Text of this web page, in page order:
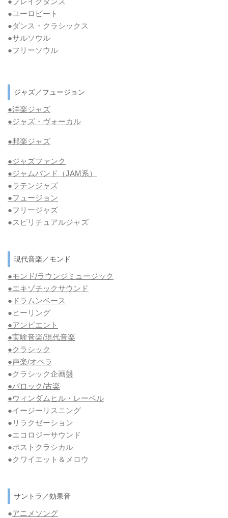
●ユーロビート
●ダンス・クラシックス
●サルソウル
●フリーソウル
ジャズ／フュージョン
●洋楽ジャズ
●ジャズ・ヴォーカル
●邦楽ジャズ
●ジャズファンク
●ジャムバンド（JAM系）
●ラテンジャズ
●フュージョン
●フリージャズ
●スピリチュアルジャズ
現代音楽／モンド
●モンド/ラウンジミュージック
●エキゾチックサウンド
● ドラムンベース
●ヒーリング
●アンビエント
●実験音楽/現代音楽
●クラシック
●声楽/オペラ
●クラシック企画盤
●バロック/古楽
●ウィンダムヒル・レーベル
●イージーリスニング
●リラクゼーション
●エコロジーサウンド
●ポストクラシカル
●クワイエット＆メロウ
サントラ／効果音
●アニメソング